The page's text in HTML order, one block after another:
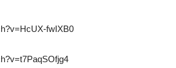
fwIXB0